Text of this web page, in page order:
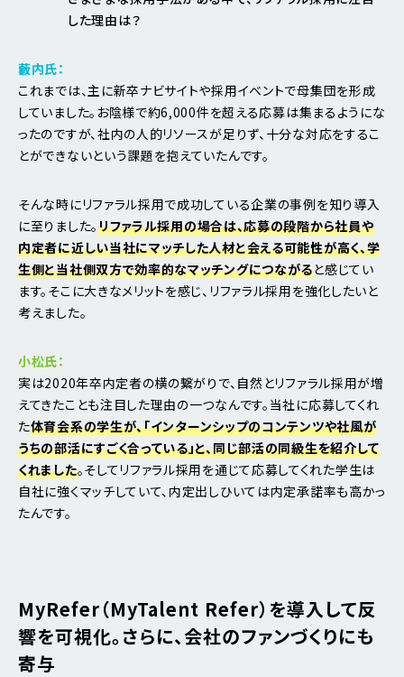
した理由は？
藪内氏：
これまでは、主に新卒ナビサイトや採用イベントで母集団を形成
していました。お陰様で約6,000件を超える応募は集まるようにな
ったのですが、社内の人的リソースが足りず、十分な対応をするこ
とができないという課題を抱えていたんです。
そんな時にリファラル採用で成功している企業の事例を知り導入
に至りました。リファラル採用の場合は、応募の段階から社員や
内定者に近しい当社にマッチした人材と会える可能性が高く、学
生側と当社側双方で効率的なマッチングにつながると感じてい
ます。そこに大きなメリットを感じ、リファラル採用を強化したいと
考えました。
小松氏：
実は2020年卒内定者の横の繋がりで、自然とリファラル採用が増
えてきたことも注目した理由の一つなんです。当社に応募してくれ
た体育会系の学生が、「インターンシップのコンテンツや社風が
うちの部活にすごく合っている」と、同じ部活の同級生を紹介して
くれました。そしてリファラル採用を通じて応募してくれた学生は
自社に強くマッチしていて、内定出しひいては内定承諾率も高かっ
たんです。
MyRefer（MyTalent Refer）を導入して反
響を可視化。さらに、会社のファンづくりにも
寄与